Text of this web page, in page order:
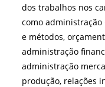
dos trabalhos nos
como administração
e métodos,
administração
administração
produção, relações